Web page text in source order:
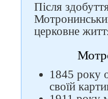
Після
церковне
1845 року
своїй